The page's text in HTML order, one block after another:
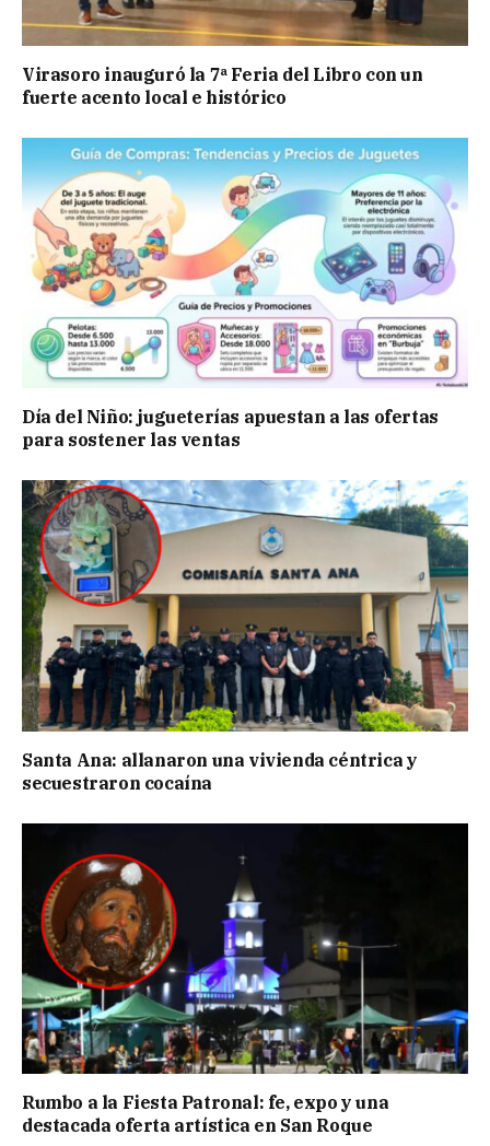
Virasoro inauguró la 7ª Feria del Libro con un
fuerte acento local e histórico
Día del Niño: jugueterías apuestan a las ofertas
para sostener las ventas
Santa Ana: allanaron una vivienda céntrica y
secuestraron cocaína
Rumbo a la Fiesta Patronal: fe, expo y una
destacada oferta artística en San Roque